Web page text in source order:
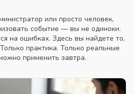
или просто человек,
событие — вы не одиноки.
на ошибках. Здесь вы найдете то,
практика. Только реальные
применить завтра.